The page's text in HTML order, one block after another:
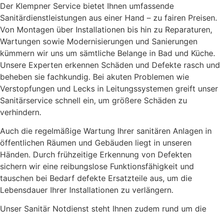
Der Klempner Service bietet Ihnen umfassende
Sanitärdienstleistungen aus einer Hand – zu fairen Preisen.
Von Montagen über Installationen bis hin zu Reparaturen,
Wartungen sowie Modernisierungen und Sanierungen
kümmern wir uns um sämtliche Belange in Bad und Küche.
Unsere Experten erkennen Schäden und Defekte rasch und
beheben sie fachkundig. Bei akuten Problemen wie
Verstopfungen und Lecks in Leitungssystemen greift unser
Sanitärservice schnell ein, um größere Schäden zu
verhindern.
Auch die regelmäßige Wartung Ihrer sanitären Anlagen in
öffentlichen Räumen und Gebäuden liegt in unseren
Händen. Durch frühzeitige Erkennung von Defekten
sichern wir eine reibungslose Funktionsfähigkeit und
tauschen bei Bedarf defekte Ersatzteile aus, um die
Lebensdauer Ihrer Installationen zu verlängern.
Unser Sanitär Notdienst steht Ihnen zudem rund um die